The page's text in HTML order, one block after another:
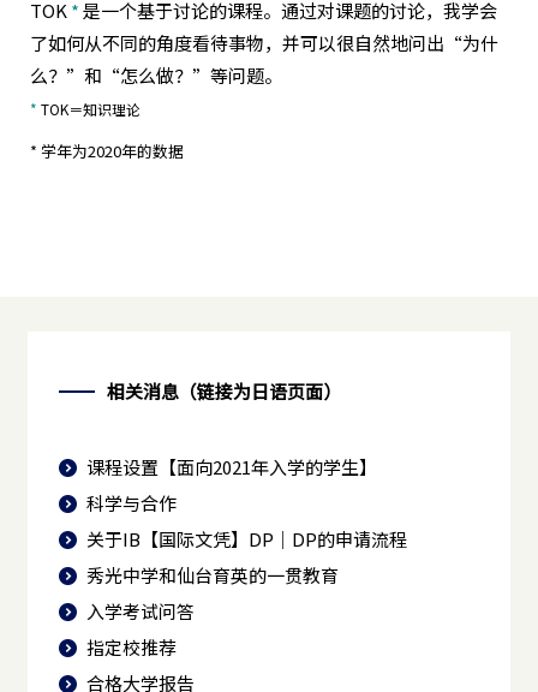
TOK *是一个基于讨论的课程。通过对课题的讨论，我学会
了如何从不同的角度看待事物，并可以很自然地问出“为什
么？”和“怎么做？”等问题。
* TOK＝知识理论
* 学年为2020年的数据
相关消息（链接为日语页面）
课程设置【面向2021年入学的学生】
科学与合作
关于IB【国际文凭】DP｜DP的申请流程
秀光中学和仙台育英的一贯教育
入学考试问答
指定校推荐
合格大学报告